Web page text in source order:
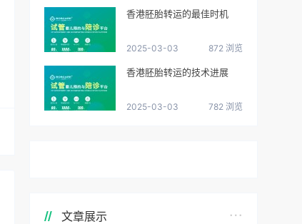
香港胚胎转运的最佳时机
2025-03-03 872 浏览
香港胚胎转运的技术进展
2025-03-03 782 浏览
文章展示